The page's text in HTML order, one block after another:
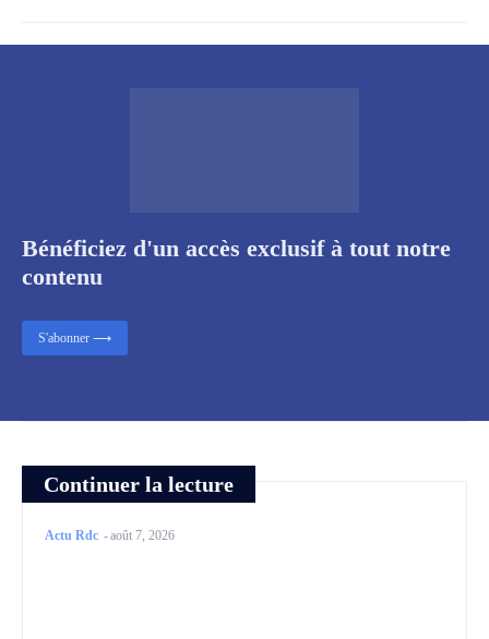
Continuer la lecture
Actu Rdc -août 7, 2026
Bénéficiez d'un accès exclusif à tout notre
contenu
S'abonner ⟶